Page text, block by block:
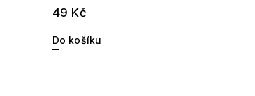
49 Kč
Do košíku